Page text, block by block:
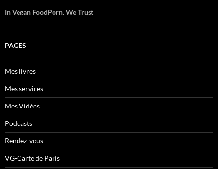
In Vegan FoodPorn, We Trust
PAGES
Mes livres
Mes services
Mes Vidéos
Podcasts
Rendez-vous
VG-Carte de Paris